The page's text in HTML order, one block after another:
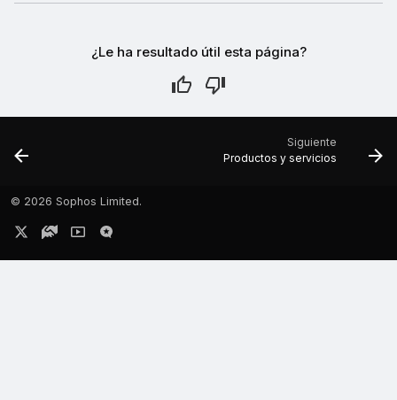
¿Le ha resultado útil esta página?
Siguiente
Productos y servicios
© 2026 Sophos Limited.